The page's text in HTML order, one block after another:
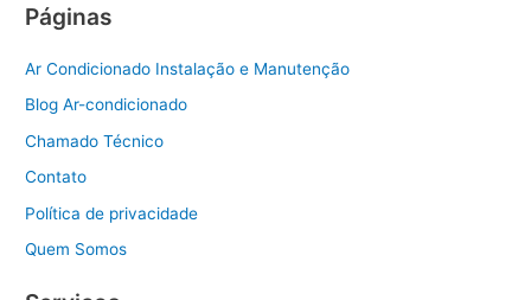
Páginas
Ar Condicionado Instalação e Manutenção
Blog Ar-condicionado
Chamado Técnico
Contato
Política de privacidade
Quem Somos